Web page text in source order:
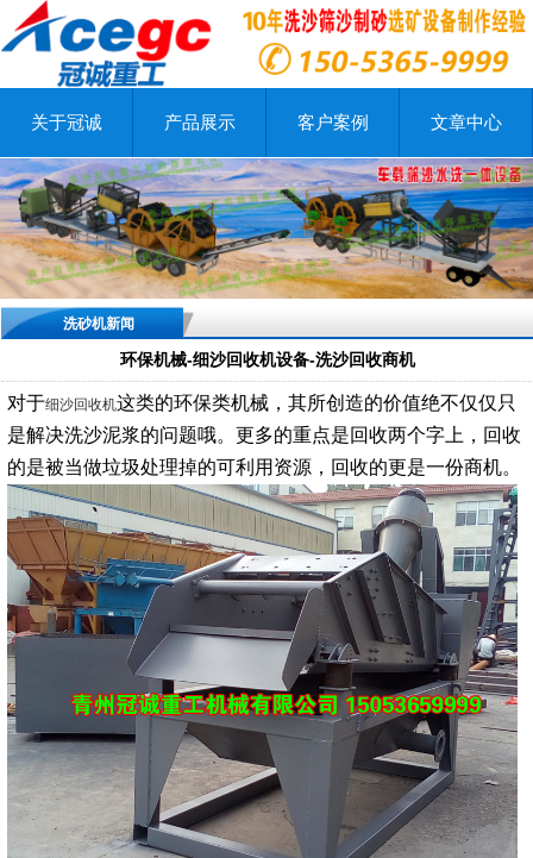
关于冠诚 产品展示 客户案例 文章中心
洗砂机新闻
环保机械-细沙回收机设备-洗沙回收商机
对于细沙回收机这类的环保类机械，其所创造的价值绝不仅仅只
是解决洗沙泥浆的问题哦。更多的重点是回收两个字上，回收
的是被当做垃圾处理掉的可利用资源，回收的更是一份商机。